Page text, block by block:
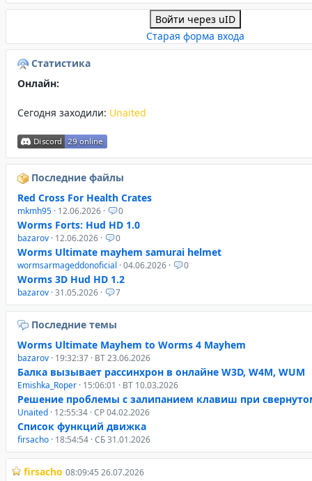
Войти через uID
Старая форма входа
Статистика
Онлайн:
Сегодня заходили: Unaited
Последние файлы
Red Cross For Health Crates
mkmh95 · 12.06.2026 · 0
Worms Forts: Hud HD 1.0
bazarov · 12.06.2026 · 0
Worms Ultimate mayhem samurai helmet
wormsarmageddonoficial · 04.06.2026 · 0
Worms 3D Hud HD 1.2
bazarov · 31.05.2026 · 7
Последние темы
Worms Ultimate Mayhem to Worms 4 Mayhem
bazarov · 19:32:37 · ВТ 23.06.2026
Балка вызывает рассинхрон в онлайне W3D, W4M, WUM
Emishka_Roper · 15:06:01 · ВТ 10.03.2026
Решение проблемы с залипанием клавиш при
Unaited · 12:55:34 · СР 04.02.2026
Список функций движка
firsacho · 18:54:54 · СБ 31.01.2026